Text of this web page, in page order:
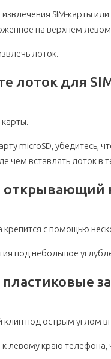
считывателя отпечатков
отпечатков пальцев
основания
экрана
в сборе
зарядки
извлечения SIM-карты
на верхнем
лоток.
лоток для
карты.
microSD, убедитесь,
чем вставлять лоток в
открывающий
с помощью
под небольшое
под острым углом
к левому краю